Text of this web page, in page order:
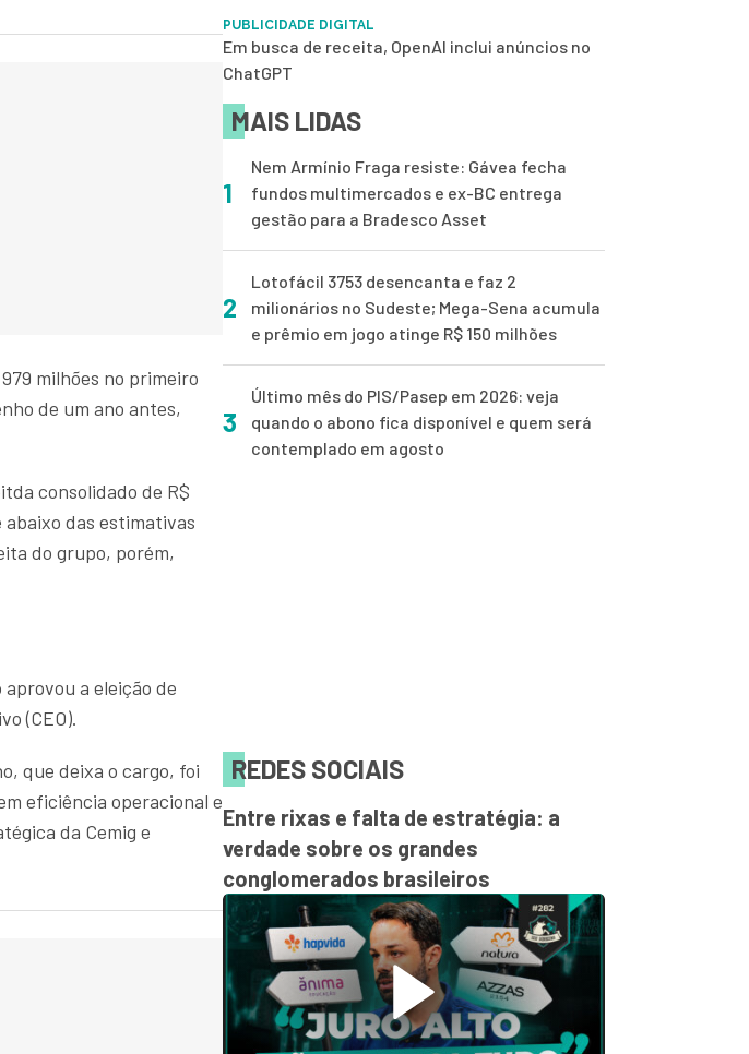
milhões no primeiro
de um ano antes,
consolidado de R$
das estimativas
do grupo, porém,
a eleição de
(CEO).
que deixa o cargo, foi
eficiência operacional e
da Cemig e
PUBLICIDADE DIGITAL
Em busca de receita, OpenAI inclui anúncios no
ChatGPT
MAIS LIDAS
1
Nem Armínio Fraga resiste: Gávea fecha
fundos multimercados e ex-BC entrega
gestão para a Bradesco Asset
2
Lotofácil 3753 desencanta e faz 2
milionários no Sudeste; Mega-Sena acumula
e prêmio em jogo atinge R$ 150 milhões
3
Último mês do PIS/Pasep em 2026: veja
quando o abono fica disponível e quem será
contemplado em agosto
REDES SOCIAIS
Entre rixas e falta de estratégia: a
verdade sobre os grandes
conglomerados brasileiros